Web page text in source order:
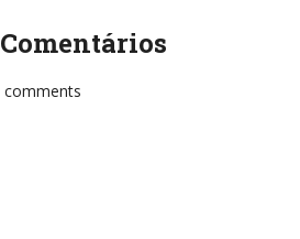
Comentários
comments